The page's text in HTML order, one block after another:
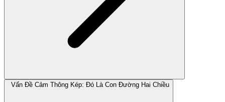
Vấn Đề Cảm Thông Kép: Đó Là Con Đường Hai Chiều